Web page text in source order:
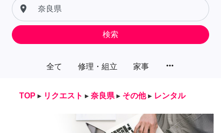
全て 修理・組立 家事 more_horiz
place
検索
TOP ▸ リクエスト ▸ 奈良県 ▸ その他 ▸ レンタル